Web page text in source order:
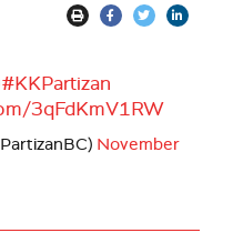
#KKPartizan
3qFdKmV1RW
November